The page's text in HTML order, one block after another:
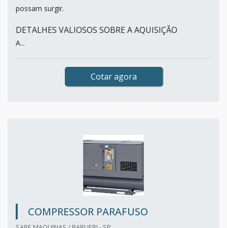
possam surgir.
DETALHES VALIOSOS SOBRE A AQUISIÇÃO
A...
Cotar agora
COMPRESSOR PARAFUSO